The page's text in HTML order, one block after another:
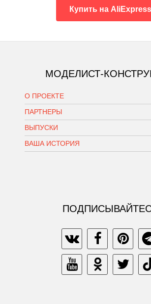
Купить на AliExpress
МОДЕЛИСТ-
О ПРОЕКТЕ
ПАРТНЕРЫ
ВЫПУСКИ
ВАША ИСТОРИЯ